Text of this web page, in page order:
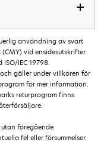
användning av svart
vid ensidesutskrifter
IEC 19798.
gäller under villkoren för
för mer information.
returprogram finns
föregående
fel eller försummelser.